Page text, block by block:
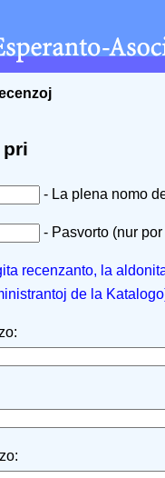
pri
- La plena nomo
- Pasvorto (nur
recenzanto, la
de la